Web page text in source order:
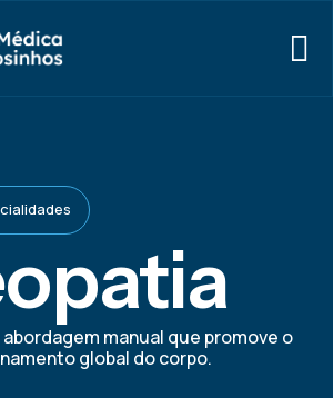
manual que promove o
global do corpo.